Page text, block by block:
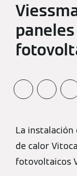
La
de calor
fotovoltaicos